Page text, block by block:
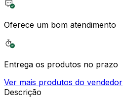
Oferece um bom atendimento
Entrega os produtos no prazo
Ver mais produtos do vendedor
Descrição